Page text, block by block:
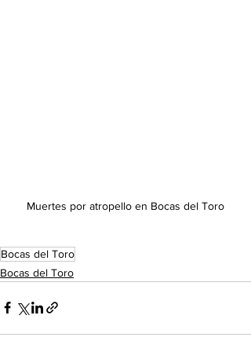
Muertes por atropello en Bocas del Toro
Bocas del Toro
Bocas del Toro